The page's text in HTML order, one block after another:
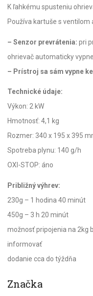
K ľahkému spusteniu
Používa kartuše s ventilom
– Senzor prevrátenia: pri
ohrievač automaticky vypne
– Prístroj sa sám vypne
Technické údaje:
Výkon: 2 kW
Hmotnosť: 4,1 kg
Rozmer: 340 x 195 x 395
Spotreba plynu: 140 g/h
OXI-STOP: áno
Približný výhrev:
230g – 1 hodina 40 minút
450g – 3 h 20 minút
možnosť pripojenia na 2kg
informovať
dodanie cca do týždňa
Značka